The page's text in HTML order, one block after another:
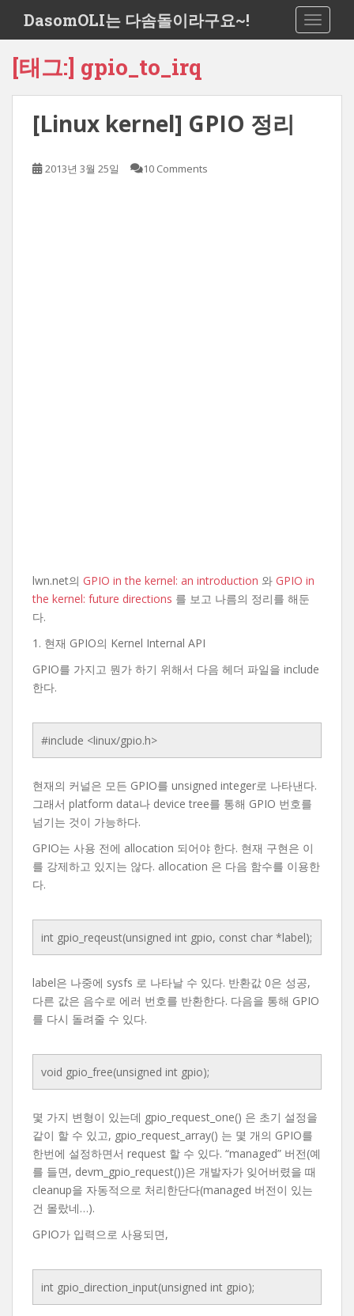
i
DasomOLI는 다솜돌이라구요~!
[태그:] gpio_to_irq
[Linux kernel] GPIO 정리
2013년 3월 25일 10 Comments
lwn.net의 GPIO in the kernel: an introduction 와 GPIO in
the kernel: future directions 를 보고 나름의 정리를 해둔
다.
1. 현재 GPIO의 Kernel Internal API
GPIO를 가지고 뭔가 하기 위해서 다음 헤더 파일을 include
한다.
#include <linux/gpio.h>
현재의 커널은 모든 GPIO를 unsigned integer로 나타낸다.
그래서 platform data나 device tree를 통해 GPIO 번호를
넘기는 것이 가능하다.
GPIO는 사용 전에 allocation 되어야 한다. 현재 구현은 이
를 강제하고 있지는 않다. allocation 은 다음 함수를 이용한
다.
int gpio_reqeust(unsigned int gpio, const char *label);
label은 나중에 sysfs 로 나타날 수 있다. 반환값 0은 성공,
다른 값은 음수로 에러 번호를 반환한다. 다음을 통해 GPIO
를 다시 돌려줄 수 있다.
void gpio_free(unsigned int gpio);
몇 가지 변형이 있는데 gpio_request_one() 은 초기 설정을
같이 할 수 있고, gpio_request_array() 는 몇 개의 GPIO를
한번에 설정하면서 request 할 수 있다. “managed” 버전(예
를 들면, devm_gpio_request())은 개발자가 잊어버렸을 때
cleanup을 자동적으로 처리한단다(managed 버전이 있는
건 몰랐네…).
GPIO가 입력으로 사용되면,
int gpio_direction_input(unsigned int gpio);